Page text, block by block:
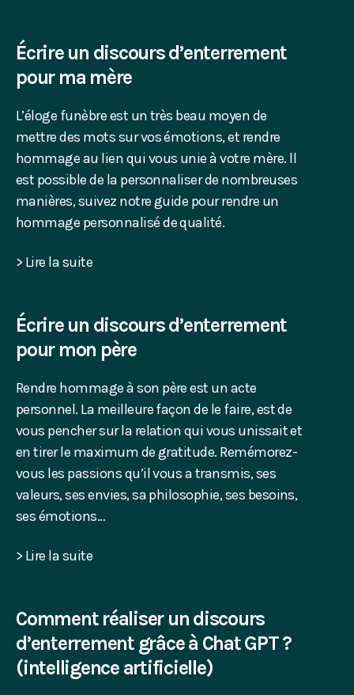
Écrire un discours d’enterrement
pour ma mère
L’éloge funèbre est un très beau moyen de
mettre des mots sur vos émotions, et rendre
hommage au lien qui vous unie à votre mère. ll
est possible de la personnaliser de nombreuses
manières, suivez notre guide pour rendre un
hommage personnalisé de qualité.
> Lire la suite
Écrire un discours d’enterrement
pour mon père
Rendre hommage à son père est un acte
personnel. La meilleure façon de le faire, est de
vous pencher sur la relation qui vous unissait et
en tirer le maximum de gratitude. Remémorez-
vous les passions qu’il vous a transmis, ses
valeurs, ses envies, sa philosophie, ses besoins,
ses émotions…
> Lire la suite
Comment réaliser un discours
d’enterrement grâce à Chat GPT ?
(intelligence artificielle)